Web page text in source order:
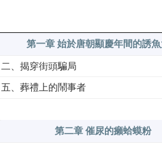
第一章 始於唐朝顯慶年間的誘
二、揭穿街頭騙局
五、葬禮上的鬧事者
第二章 催尿的癩蛤蟆粉